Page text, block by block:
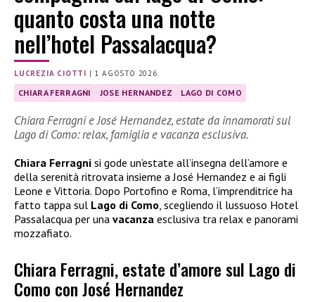
quanto costa una notte
nell’hotel Passalacqua?
LUCREZIA CIOTTI | 1 AGOSTO 2026
CHIARA FERRAGNI JOSE HERNANDEZ LAGO DI COMO
Chiara Ferragni e José Hernandez, estate da innamorati sul
Lago di Como: relax, famiglia e vacanza esclusiva.
Chiara Ferragni si gode un’estate all’insegna dell’amore e
della serenità ritrovata insieme a José Hernandez e ai figli
Leone e Vittoria. Dopo Portofino e Roma, l’imprenditrice ha
fatto tappa sul Lago di Como, scegliendo il lussuoso Hotel
Passalacqua per una vacanza esclusiva tra relax e panorami
mozzafiato.
Chiara Ferragni, estate d’amore sul Lago di
Como con José Hernandez